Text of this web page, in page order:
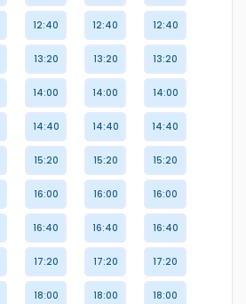
12:40
13:20
14:00
14:40
15:20
16:00
16:40
17:20
18:00
12:40
13:20
14:00
14:40
15:20
16:00
16:40
17:20
18:00
12:40
13:20
14:00
14:40
15:20
16:00
16:40
17:20
18:00